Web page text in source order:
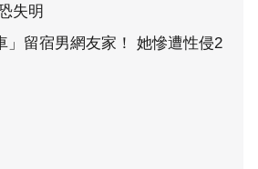
失明
」留宿男網友家！ 她慘遭性侵2